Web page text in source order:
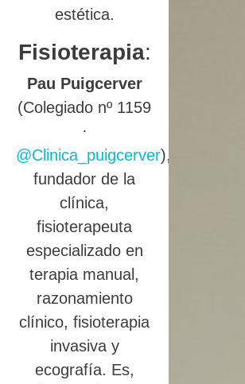
estética.
Fisioterapia:
Pau Puigcerver
(Colegiado nº 1159
·
@Clinica_puigcerver),
fundador de la
clínica,
fisioterapeuta
especializado en
terapia manual,
razonamiento
clínico, fisioterapia
invasiva y
ecografía. Es,